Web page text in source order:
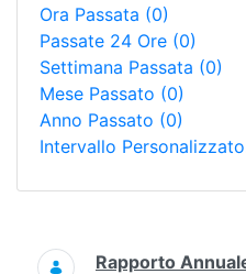
Ora Passata (0)
Passate 24 Ore (0)
Settimana Passata (0)
Mese Passato (0)
Anno Passato (0)
Intervallo
Ricerca
Rapporto